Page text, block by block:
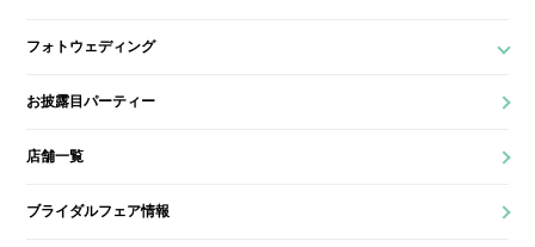
フォトウェディング
お披露目パーティー
店舗一覧
ブライダルフェア情報